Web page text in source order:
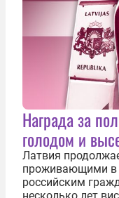
Награда за
голодом и
Латвия
проживающими
российским